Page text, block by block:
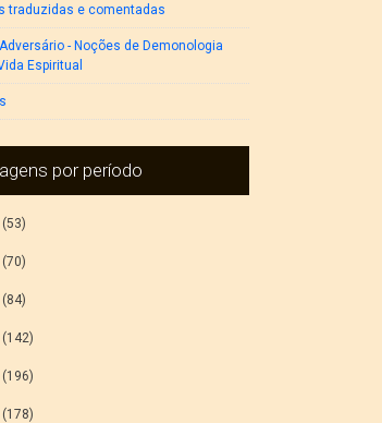
traduzidas e comentadas
- Noções de Demonologia
Espiritual
por período
(53)
(70)
(84)
(142)
(196)
(178)